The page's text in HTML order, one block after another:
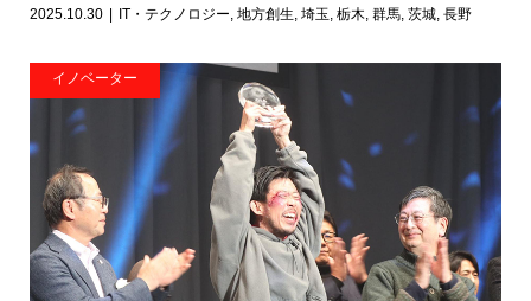
2025.10.30 IT・テクノロジー 地方創生 埼玉 栃木 群馬, 茨城, 長野
イノベーター